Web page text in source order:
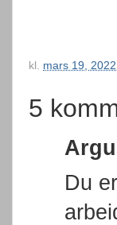
kl. mars 19, 2022
5
Du